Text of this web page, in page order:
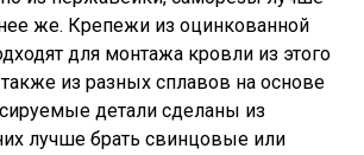
же. Крепежи из оцинкованной
для монтажа кровли из этого
из разных сплавов на основе
детали сделаны из
лучше брать свинцовые или